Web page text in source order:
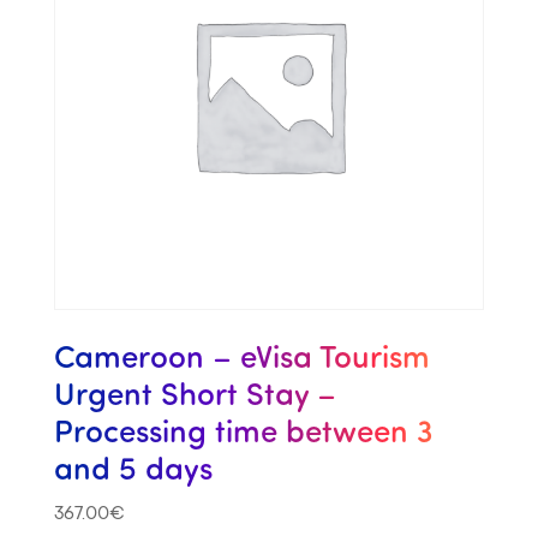
Cameroon – eVisa Tourism
Urgent Short Stay –
Processing time between 3
and 5 days
367.00€